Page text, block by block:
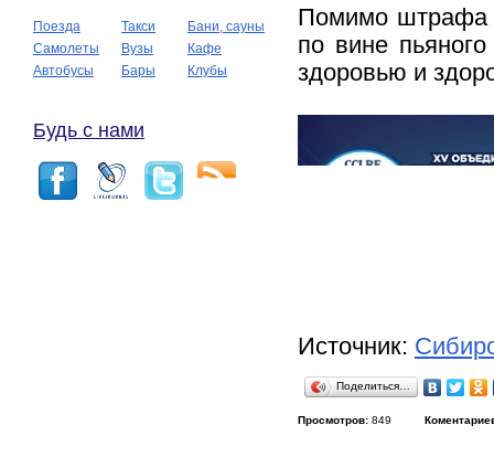
Поезда Такси
Бани, сауны
Самолеты
Вузы
Кафе
Автобусы
Бары Клубы
Будь с нами
Помимо штрафа
по вине
здоровью и
Источник:
Поделиться…
Просмотров: 849